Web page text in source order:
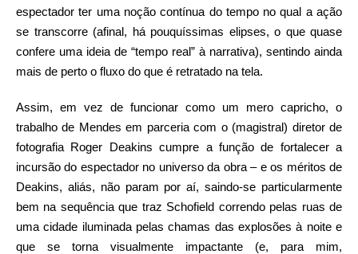
espectador ter uma noção contínua do tempo no qual a ação
se transcorre (afinal, há pouquíssimas elipses, o que quase
confere uma ideia de “tempo real” à narrativa), sentindo ainda
mais de perto o fluxo do que é retratado na tela.
Assim, em vez de funcionar como um mero capricho, o
trabalho de Mendes em parceria com o (magistral) diretor de
fotografia Roger Deakins cumpre a função de fortalecer a
incursão do espectador no universo da obra – e os méritos de
Deakins, aliás, não param por aí, saindo-se particularmente
bem na sequência que traz Schofield correndo pelas ruas de
uma cidade iluminada pelas chamas das explosões à noite e
que se torna visualmente impactante (e, para mim,